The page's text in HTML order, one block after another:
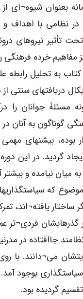
بعنوان شیوه¬ای
در نظامی با اهداف
تأثیر نیروهای
خرده فرهنگی
دریافتهای
مسئلۀ جوانان را
گوناگون به
بوده، بیشنهای
گردید. در این
میان نیامده و
که
ساختار
گذرهایشان
جاافتاده در
می¬دانند. با
بوجود
گردیده بود.